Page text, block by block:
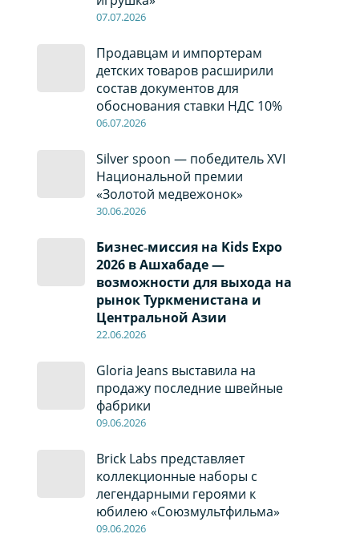
07.07.2026
Продавцам и импортерам
детских товаров расширили
состав документов для
обоснования ставки НДС 10%
06.07.2026
Silver spoon — победитель XVI
Национальной премии
«Золотой медвежонок»
30.06.2026
Бизнес‑миссия на Kids Expo
2026 в Ашхабаде —
возможности для выхода на
рынок Туркменистана и
Центральной Азии
22.06.2026
Gloria Jeans выставила на
продажу последние швейные
фабрики
09.06.2026
Brick Labs представляет
коллекционные наборы с
легендарными героями к
юбилею «Союзмультфильма»
09.06.2026